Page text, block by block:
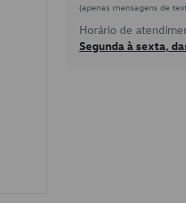
(apenas mensagens de
Horário de
Segunda à sexta,